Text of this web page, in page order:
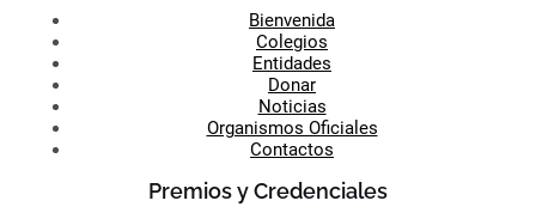
Bienvenida
Colegios
Entidades
Donar
Noticias
Organismos Oficiales
Contactos
Premios y Credenciales